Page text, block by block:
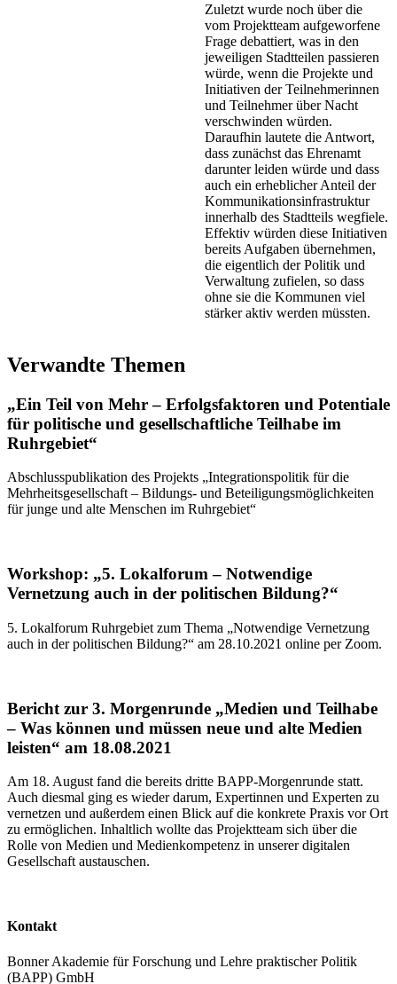
Zuletzt wurde noch über die
vom Projektteam aufgeworfene
Frage debattiert, was in den
jeweiligen Stadtteilen passieren
würde, wenn die Projekte und
Initiativen der Teilnehmerinnen
und Teilnehmer über Nacht
verschwinden würden.
Daraufhin lautete die Antwort,
dass zunächst das Ehrenamt
darunter leiden würde und dass
auch ein erheblicher Anteil der
Kommunikationsinfrastruktur
innerhalb des Stadtteils wegfiele.
Effektiv würden diese Initiativen
bereits Aufgaben übernehmen,
die eigentlich der Politik und
Verwaltung zufielen, so dass
ohne sie die Kommunen viel
stärker aktiv werden müssten.
Verwandte Themen
„Ein Teil von Mehr – Erfolgsfaktoren und Potentiale
für politische und gesellschaftliche Teilhabe im
Ruhrgebiet“
Abschlusspublikation des Projekts „Integrationspolitik für die
Mehrheitsgesellschaft – Bildungs- und Beteiligungsmöglichkeiten
für junge und alte Menschen im Ruhrgebiet“
Workshop: „5. Lokalforum – Notwendige
Vernetzung auch in der politischen Bildung?“
5. Lokalforum Ruhrgebiet zum Thema „Notwendige Vernetzung
auch in der politischen Bildung?“ am 28.10.2021 online per Zoom.
Bericht zur 3. Morgenrunde „Medien und Teilhabe
– Was können und müssen neue und alte Medien
leisten“ am 18.08.2021
Am 18. August fand die bereits dritte BAPP-Morgenrunde statt.
Auch diesmal ging es wieder darum, Expertinnen und Experten zu
vernetzen und außerdem einen Blick auf die konkrete Praxis vor Ort
zu ermöglichen. Inhaltlich wollte das Projektteam sich über die
Rolle von Medien und Medienkompetenz in unserer digitalen
Gesellschaft austauschen.
Kontakt
Bonner Akademie für Forschung und Lehre praktischer Politik
(BAPP) GmbH